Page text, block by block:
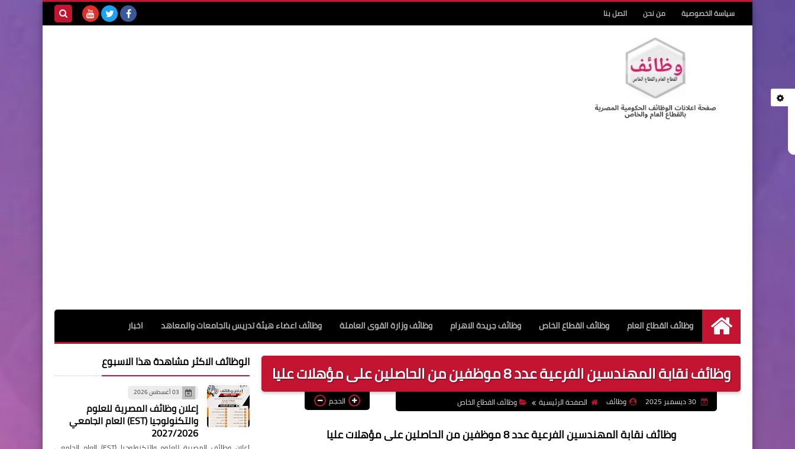
سياسة الخصوصية من نحن اتصل بنا
الرئيسية
وظائف القطاع العام وظائف القطاع الخاص وظائف جريدة الاهرام وظائف وزارة القوى العاملة وظائف اعضاء هيئة تدريس بالجامعات والمعاهد اخبار
وظائف نقابة المهندسين الفرعية عدد 8 موظفين من الحاصلين على مؤهلات عليا
30 ديسمبر 2025 وظائف الصفحة الرئيسية وظائف القطاع الخاص الحجم
وظائف نقابة المهندسين الفرعية عدد 8 موظفين من الحاصلين على مؤهلات عليا
الوظائف الاكثر مشاهدة هذا الاسبوع
03 أغسطس 2026
إعلان وظائف المصرية للعلوم
والتكنولوجيا (EST) العام الجامعي
2027/2026